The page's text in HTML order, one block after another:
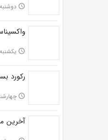
access_time دوشنبه 21 تیر 1400
واکسیناسیون
access_time یکشنبه 20 تیر 1400
رکورد
access_time چهارشنبه 16
آخرین